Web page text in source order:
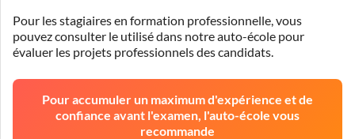
Pour les stagiaires en formation professionnelle, vous
pouvez consulter le utilisé dans notre auto-école pour
évaluer les projets professionnels des candidats.
Pour accumuler un maximum d'expérience et de
confiance avant l'examen, l'auto-école vous
recommande